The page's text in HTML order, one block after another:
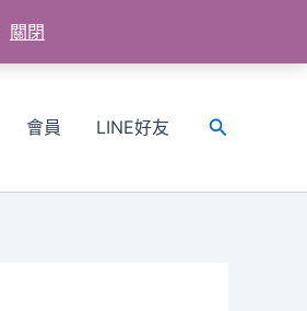
關閉
會員 LINE好友
搜